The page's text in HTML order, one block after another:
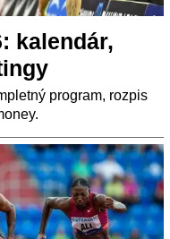
kalendár,
program, rozpis